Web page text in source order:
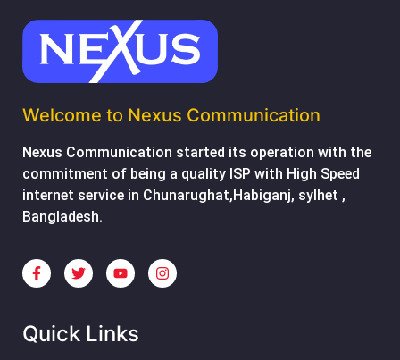
Welcome to Nexus Communication
Nexus Communication started its operation with the
commitment of being a quality ISP with High Speed
internet service in Chunarughat,Habiganj, sylhet ,
Bangladesh.
Quick Links